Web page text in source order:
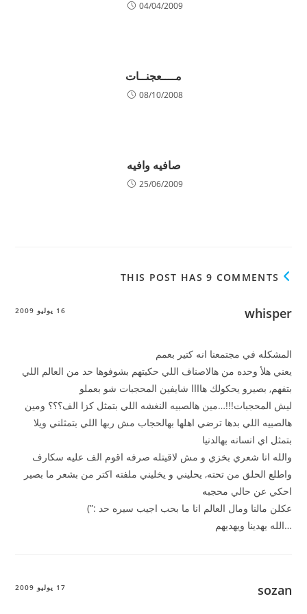
04/04/2009
مــــعجنــات
08/10/2008
صافيه وافيه
25/06/2009
THIS POST HAS 9 COMMENTS
whisper 16 يوليو 2009
المشكله في مجتمعنا انه كتير بعمم
يعني هلأ وحده من هالاصناف اللي حكيتهم بشوفوها حد من العالم اللي
بتفهم, بصيرو يحكولك هاااا شايفين المحجبات شو بعملو
ليش المحجبات!!!…مين هالصبيه النغشه اللي بتمثل كزا الف؟؟؟ ومين
هالصبيه اللي بدها ترضي اهلها بهالحجاب مش ربها اللي بتمثلني ويلا
بتمثل اي انسانه بهالدنيا
والله انا شعري بخزي و مش لاقيتله صرفه اقوم الف عليه سكارف
واطلع الحلق من تحته, يحليني و يخليني ملفته اكتر من بشعر ما بصير
احكي عن حالي محجبه
عكلن مالنا ومال العالم انا ما بحب اجيب سيره حد :”)
…الله يهدينا ويهديهم
sozan 17 يوليو 2009